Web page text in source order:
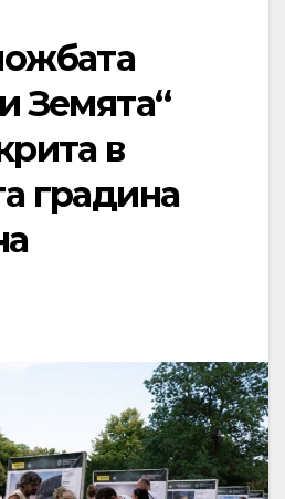
Земята“
в
градина